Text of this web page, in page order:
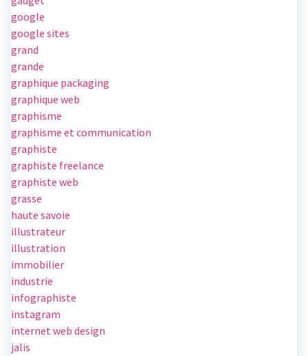
google
google sites
grand
grande
graphique packaging
graphique web
graphisme
graphisme et communication
graphiste
graphiste freelance
graphiste web
grasse
haute savoie
illustrateur
illustration
immobilier
industrie
infographiste
instagram
internet web design
jalis